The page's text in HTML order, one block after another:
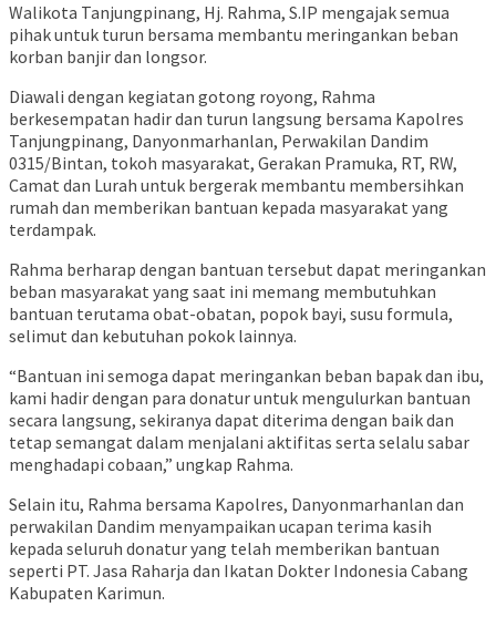
Walikota Tanjungpinang, Hj. Rahma, S.IP mengajak semua
pihak untuk turun bersama membantu meringankan beban
korban banjir dan longsor.
Diawali dengan kegiatan gotong royong, Rahma
berkesempatan hadir dan turun langsung bersama Kapolres
Tanjungpinang, Danyonmarhanlan, Perwakilan Dandim
0315/Bintan, tokoh masyarakat, Gerakan Pramuka, RT, RW,
Camat dan Lurah untuk bergerak membantu membersihkan
rumah dan memberikan bantuan kepada masyarakat yang
terdampak.
Rahma berharap dengan bantuan tersebut dapat meringankan
beban masyarakat yang saat ini memang membutuhkan
bantuan terutama obat-obatan, popok bayi, susu formula,
selimut dan kebutuhan pokok lainnya.
“Bantuan ini semoga dapat meringankan beban bapak dan ibu,
kami hadir dengan para donatur untuk mengulurkan bantuan
secara langsung, sekiranya dapat diterima dengan baik dan
tetap semangat dalam menjalani aktifitas serta selalu sabar
menghadapi cobaan,” ungkap Rahma.
Selain itu, Rahma bersama Kapolres, Danyonmarhanlan dan
perwakilan Dandim menyampaikan ucapan terima kasih
kepada seluruh donatur yang telah memberikan bantuan
seperti PT. Jasa Raharja dan Ikatan Dokter Indonesia Cabang
Kabupaten Karimun.